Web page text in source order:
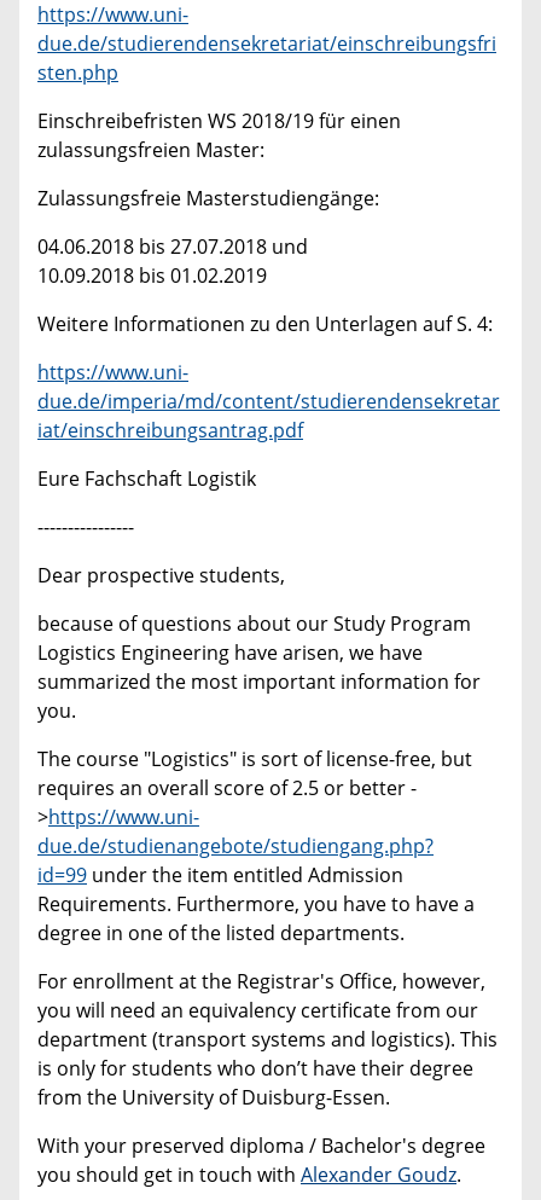
https://www.uni-
due.de/studierendensekretariat/einschreibungsfri
sten.php
Einschreibefristen WS 2018/19 für einen
zulassungsfreien Master:
Zulassungsfreie Masterstudiengänge:
04.06.2018 bis 27.07.2018 und
10.09.2018 bis 01.02.2019
Weitere Informationen zu den Unterlagen auf S. 4:
https://www.uni-
due.de/imperia/md/content/studierendensekretar
iat/einschreibungsantrag.pdf
Eure Fachschaft Logistik
----------------
Dear prospective students,
because of questions about our Study Program
Logistics Engineering have arisen, we have
summarized the most important information for
you.
The course "Logistics" is sort of license-free, but
requires an overall score of 2.5 or better -
>https://www.uni-
due.de/studienangebote/studiengang.php?
id=99 under the item entitled Admission
Requirements. Furthermore, you have to have a
degree in one of the listed departments.
For enrollment at the Registrar's Office, however,
you will need an equivalency certificate from our
department (transport systems and logistics). This
is only for students who don’t have their degree
from the University of Duisburg-Essen.
With your preserved diploma / Bachelor's degree
you should get in touch with Alexander Goudz.